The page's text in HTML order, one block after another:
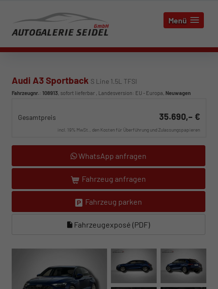
Menü
Audi A3 Sportback S Line 1.5L TFSI
Fahrzeugnr.: 108913, sofort lieferbar , Landesversion: EU - Europa, Neuwagen
Gesamtpreis 35.690,– €
incl. 19% MwSt., den Kosten für Überführung und Zulassungspapieren
WhatsApp anfragen
Fahrzeug anfragen
Fahrzeug parken
Fahrzeugexposé (PDF)